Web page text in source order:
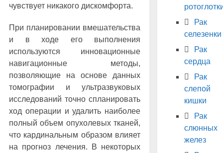
чувствует никакого дискомфорта.
При планировании вмешательства
и в ходе его выполнения
используются инновационные
навигационные методы,
позволяющие на основе данных
томографии и ультразвуковых
исследований точно спланировать
ход операции и удалить наиболее
полный объем опухолевых тканей,
что кардинальным образом влияет
на прогноз лечения. В некоторых
Рак
селезенки
Рак
сердца
Рак
слепой
кишки
Рак
слюнных
желез